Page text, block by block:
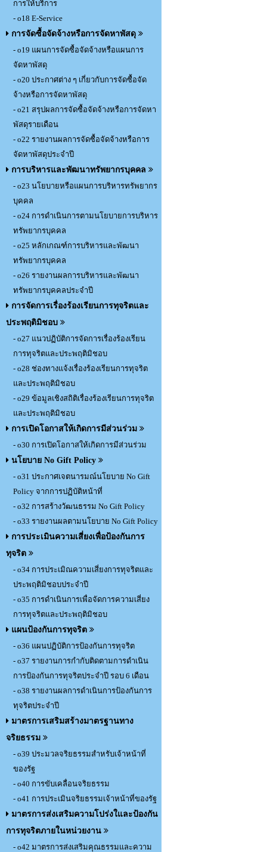
การให้บริการ
- o18 E-Service
การจัดซื้อจัดจ้างหรือการจัดหาพัสดุ
- o19 แผนการจัดซื้อจัดจ้างหรือแผนการ
จัดหาพัสดุ
- o20 ประกาศต่าง ๆ เกี่ยวกับการจัดซื้อจัด
จ้างหรือการจัดหาพัสดุ
- o21 สรุปผลการจัดซื้อจัดจ้างหรือการจัดหา
พัสดุรายเดือน
- o22 รายงานผลการจัดซื้อจัดจ้างหรือการ
จัดหาพัสดุประจำปี
การบริหารและพัฒนาทรัพยากรบุคคล
- o23 นโยบายหรือแผนการบริหารทรัพยากร
บุคคล
- o24 การดำเนินการตามนโยบายการบริหาร
ทรัพยากรบุคคล
- o25 หลักเกณฑ์การบริหารและพัฒนา
ทรัพยากรบุคคล
- o26 รายงานผลการบริหารและพัฒนา
ทรัพยากรบุคคลประจำปี
การจัดการเรื่องร้องเรียนการทุจริตและ
ประพฤติมิชอบ
- o27 แนวปฏิบัติการจัดการเรื่องร้องเรียน
การทุจริตและประพฤติมิชอบ
- o28 ช่องทางแจ้งเรื่องร้องเรียนการทุจริต
และประพฤติมิชอบ
- o29 ข้อมูลเชิงสถิติเรื่องร้องเรียนการทุจริต
และประพฤติมิชอบ
การเปิดโอกาสให้เกิดการมีส่วนร่วม
- o30 การเปิดโอกาสให้เกิดการมีส่วนร่วม
นโยบาย No Gift Policy
- o31 ประกาศเจตนารมณ์นโยบาย No Gift
Policy จากการปฏิบัติหน้าที่
- o32 การสร้างวัฒนธรรม No Gift Policy
- o33 รายงานผลตามนโยบาย No Gift Policy
การประเมินความเสี่ยงเพื่อป้องกันการ
ทุจริต
- o34 การประเมิณความเสี่ยงการทุจริตและ
ประพฤติมิชอบประจำปี
- o35 การดำเนินการเพื่อจัดการความเสี่ยง
การทุจริตและประพฤติมิชอบ
แผนป้องกันการทุจริต
- o36 แผนปฏิบัติการป้องกันการทุจริต
- o37 รายงานการกำกับติดตามการดำเนิน
การป้องกันการทุจริตประจำปี รอบ 6 เดือน
- o38 รายงานผลการดำเนินการป้องกันการ
ทุจริตประจำปี
มาตรการเสริมสร้างมาตรฐานทาง
จริยธรรม
- o39 ประมวลจริยธรรมสำหรับเจ้าหน้าที่
ของรัฐ
- o40 การขับเคลื่อนจริยธรรม
- o41 การประเมินจริยธรรมเจ้าหน้าที่ของรัฐ
มาตรการส่งเสริมความโปร่งใและป้องกัน
การทุจริตภายในหน่วยงาน
- o42 มาตรการส่งเสริมคุณธรรมและความ